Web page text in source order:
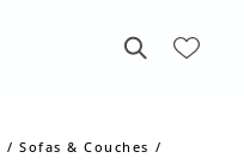
Sofas & Couches